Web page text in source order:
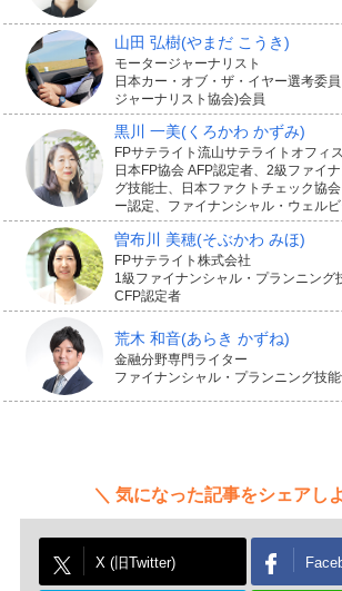
また、同様の補償が自動車保険などに
新たに自転車保険に加入しなくても備え
あります。
以下の記事では、自転車保険の選び方や
いて解説しています。ご自身やご家族
て、最適な自転車保険を検討したいで
山田 弘樹(やまだ こうき)
モータージャーナリスト
日本カー・オブ・ザ・イヤー選考委
ジャーナリスト協会)会員
黒川 一美(くろかわ かずみ)
FPサテライト流山サテライトオフィ
日本FP協会 AFP認定者、2級ファイ
グ技能士、日本ファクトチェック協
ー認定、ファイナンシャル・ウェル
曽布川 美穂(そぶかわ みほ)
FPサテライト株式会社
1級ファイナンシャル・プランニング
CFP認定者
荒木 和音(あらき かずね)
金融分野専門ライター
ファイナンシャル・プランニング技
気になった記事をシェアし
X (旧Twitter)